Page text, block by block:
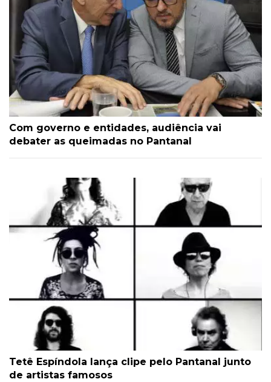
Com governo e entidades, audiência vai
debater as queimadas no Pantanal
Tetê Espíndola lança clipe pelo Pantanal junto
de artistas famosos